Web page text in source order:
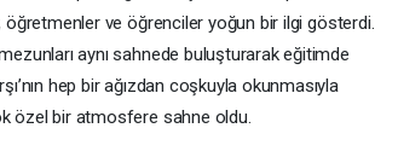
öğretmenler ve öğrenciler yoğun bir ilgi gösterdi.
aynı sahnede buluşturarak eğitimde
hep bir ağızdan coşkuyla okunmasıyla
özel bir atmosfere sahne oldu.